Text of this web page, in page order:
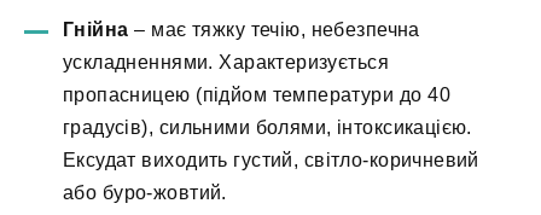
Гнійна – має тяжку течію, небезпечна
ускладненнями. Характеризується
пропасницею (підйом температури до 40
градусів), сильними болями, інтоксикацією.
Ексудат виходить густий, світло-коричневий
або буро-жовтий.